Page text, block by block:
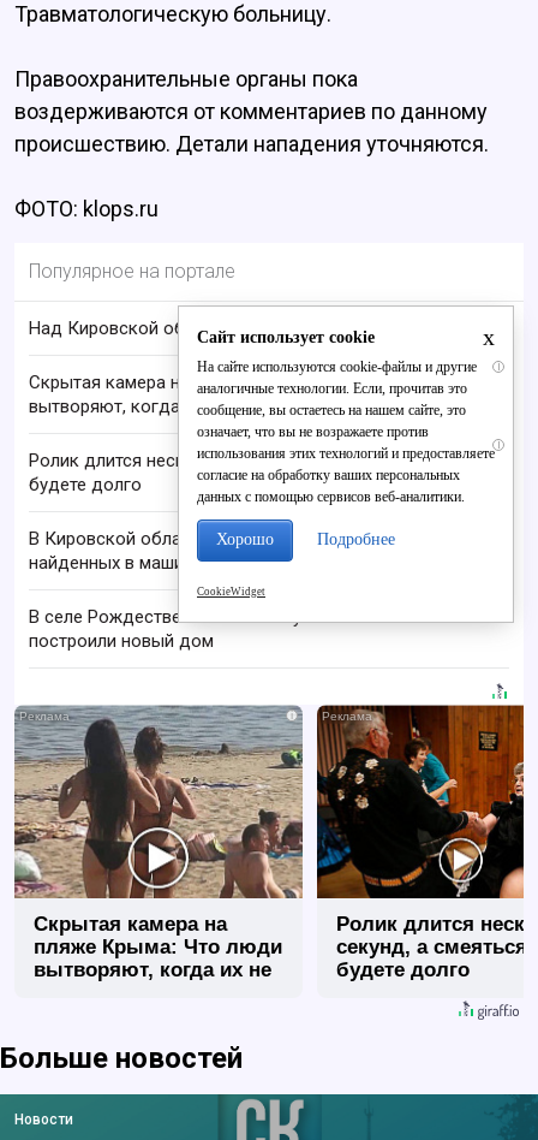
Травматологическую больницу.
Правоохранительные органы пока
воздерживаются от комментариев по данному
происшествию. Детали нападения уточняются.
ФОТО: klops.ru
Популярное на портале
Над Кировской областью сбили БПЛА
i
Скрытая камера на пляже Крыма: Что люди
вытворяют, когда их не видят...
i
Ролик длится несколько секунд, а смеяться вы
будете долго
В Кировской области проверяют гибель супругов,
найденных в машине в Вятке
В селе Рождественском семье учителей
построили новый дом
i
Скрытая камера на
пляже Крыма: Что люди
вытворяют, когда их не
Ролик длится
секунд, а смеяться
будете долго
Больше новостей
Новости
x
Сайт использует cookie
На сайте используются cookie-файлы и другие
аналогичные технологии. Если, прочитав это
сообщение, вы остаетесь на нашем сайте, это
означает, что вы не возражаете против
использования этих технологий и предоставляете
согласие на обработку ваших персональных
данных с помощью сервисов веб-аналитики.
Хорошо Подробнее
CookieWidget